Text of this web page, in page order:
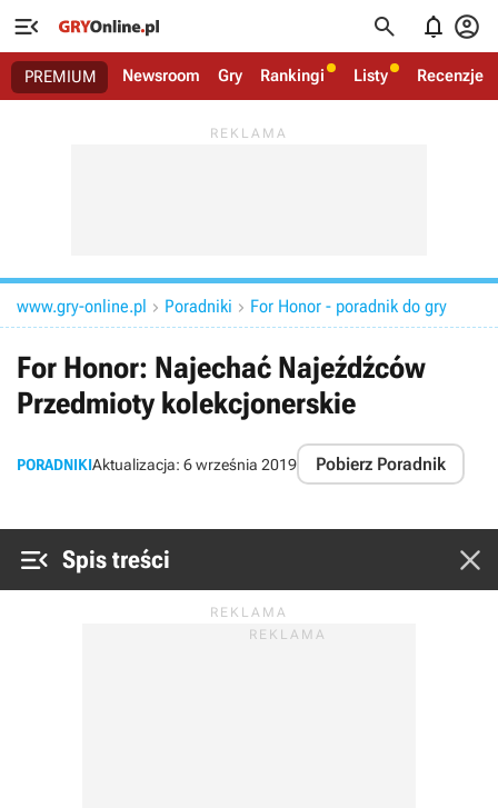
   
PREMIUM Newsroom Gry Rankingi Listy Recenzje
www.gry-online.pl  Poradniki  For Honor - poradnik do gry
For Honor: Najechać Najeźdźców
Przedmioty kolekcjonerskie
PORADNIKIAktualizacja: 6 września 2019 Pobierz Poradnik
 Spis treści 